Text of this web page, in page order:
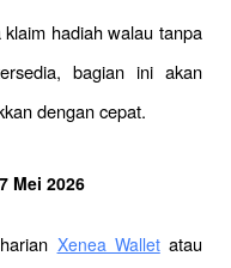
hadiah walau tanpa
bagian ini akan
dengan cepat.
Mei 2026
Xenea Wallet atau